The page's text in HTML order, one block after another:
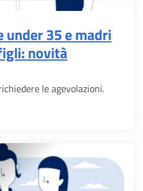
35 e madri
novità
le agevolazioni.